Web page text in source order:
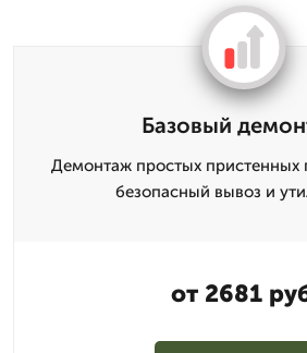
Базовый
Демонтаж простых пристенных
безопасный вывоз и
от 2681